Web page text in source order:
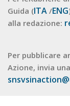
Guida (ITA /ENG
alla redazione:
Per pubblicare
Azione, invia